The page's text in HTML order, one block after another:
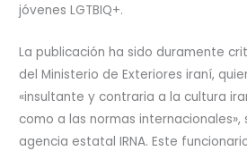
jóvenes LGTBIQ+.
La publicación ha sido duramente
del Ministerio de Exteriores iraní,
«insultante y contraria a la cultura
como a las normas
agencia estatal IRNA. Este